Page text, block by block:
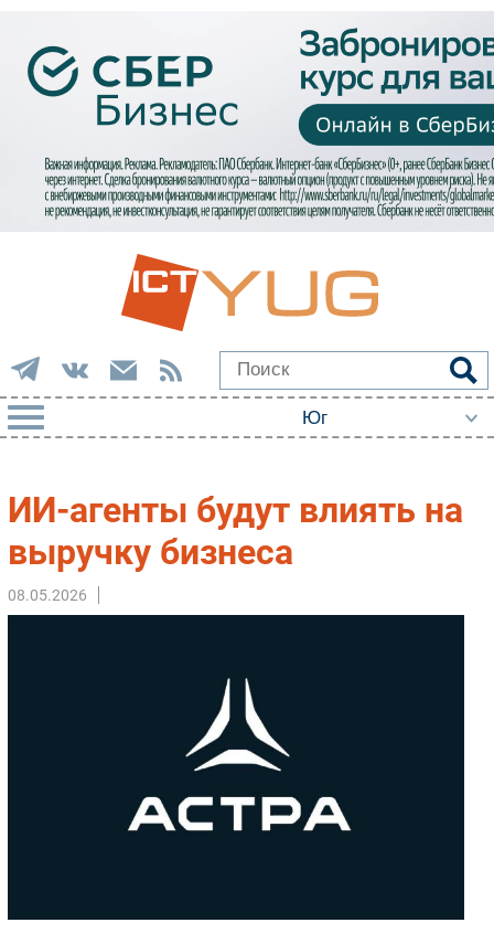
Импорто­замещение
Автоматизация Промышленности
Интернет
Мобильная связь
Оборудование
Регулирование
ИИ-агенты будут влиять на
выручку бизнеса
08.05.2026